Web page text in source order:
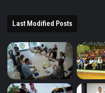
Last Modified Posts